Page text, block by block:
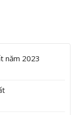
năm 2023